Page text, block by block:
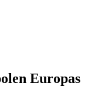
Europas